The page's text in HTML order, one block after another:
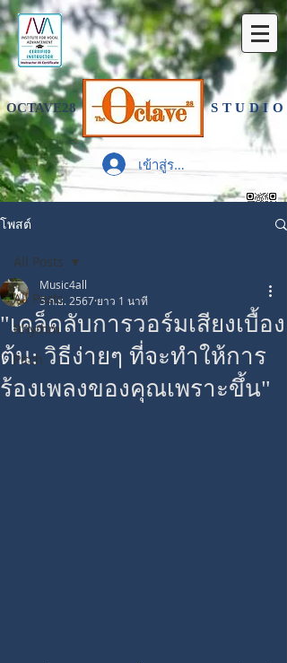
OCTAVE28 STUDIO
เข้าสู่ระบบ
โพสต์
All Posts
Rhythm
Pitch
All Posts
"เคล็ดลับการวอร์มเสียงเบื้อง
ต้น: วิธีง่ายๆ ที่จะทำให้การ
ร้องเพลงของคุณเพราะขึ้น"
Music4all
5 ก.ย. 2567 ยาว 1 นาที